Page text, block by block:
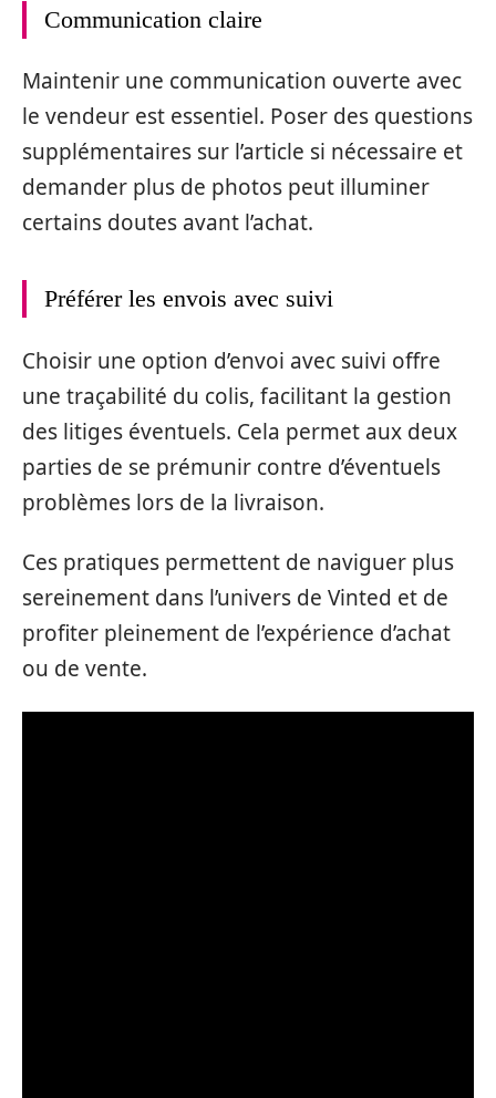
Communication claire
Maintenir une communication ouverte avec
le vendeur est essentiel. Poser des questions
supplémentaires sur l’article si nécessaire et
demander plus de photos peut illuminer
certains doutes avant l’achat.
Préférer les envois avec suivi
Choisir une option d’envoi avec suivi offre
une traçabilité du colis, facilitant la gestion
des litiges éventuels. Cela permet aux deux
parties de se prémunir contre d’éventuels
problèmes lors de la livraison.
Ces pratiques permettent de naviguer plus
sereinement dans l’univers de Vinted et de
profiter pleinement de l’expérience d’achat
ou de vente.